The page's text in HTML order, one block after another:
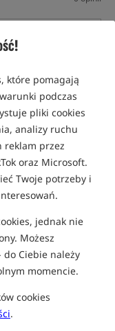
które pomagają
podczas
pliki cookies
analizy ruchu
reklam przez
oraz Microsoft.
Twoje potrzeby i
jednak nie
Możesz
Ciebie należy
momencie.
cookies
.